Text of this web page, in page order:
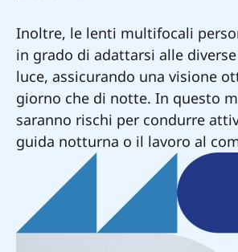
Inoltre, le lenti multifocali
in grado di adattarsi alle
luce, assicurando una visione
giorno che di notte. In questo
saranno rischi per condurre
guida notturna o il lavoro al